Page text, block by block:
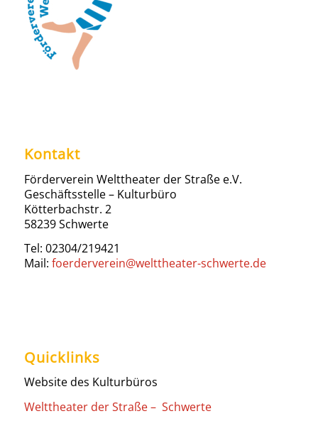
Kontakt
Förderverein Welttheater der Straße e.V.
Geschäftsstelle – Kulturbüro
Kötterbachstr. 2
58239 Schwerte
Tel: 02304/219421
Mail: foerderverein@welttheater-schwerte.de
Quicklinks
Website des Kulturbüros
Welttheater der Straße – Schwerte